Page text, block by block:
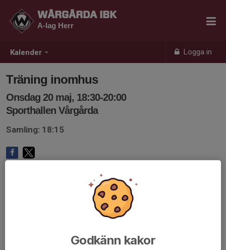
Kalender Logga in
WÅRGÅRDA IBK
A-lag Herr
Träning inomhus
Onsdag 20 maj, 18:30-20:00
Sporthallen Vårgårda
Samling: 18:15
Godkänn kakor